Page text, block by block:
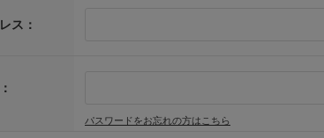
ス：
パスワードをお忘れの方はこちら